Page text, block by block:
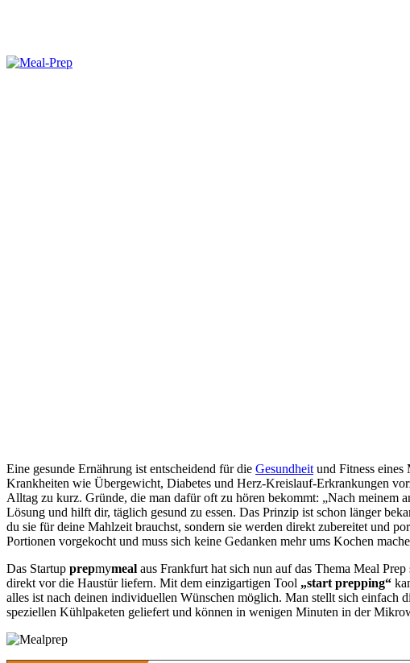
Eine gesunde Ernährung ist entscheidend für die Gesundheitund Fitness eines
Krankheiten wie Übergewicht, Diabetes und Herz-Kreislauf-Erkrankungen
Alltag zu kurz. Gründe, die man dafür oft zu hören bekommt: „Nach meinem
Lösung und hilft dir, täglich gesund zu essen. Das Prinzip ist schon länger
du sie für deine Mahlzeit brauchst, sondern sie werden direkt zubereitet und
Portionen vorgekocht und muss sich keine Gedanken mehr ums Kochen
Das Startup prepmymeal aus Frankfurt hat sich nun auf das Thema Meal
direkt vor die Haustür liefern. Mit dem einzigartigen Tool „start prepping“
alles ist nach deinen individuellen Wünschen möglich. Man stellt sich einfach
speziellen Kühlpaketen geliefert und können in wenigen Minuten in der